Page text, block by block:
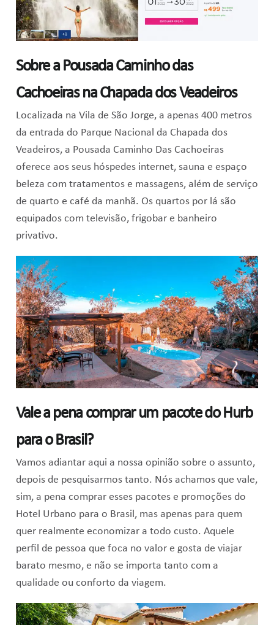
Sobre a Pousada Caminho das
Cachoeiras na Chapada dos Veadeiros
Localizada na Vila de São Jorge, a apenas 400 metros
da entrada do Parque Nacional da Chapada dos
Veadeiros, a Pousada Caminho Das Cachoeiras
oferece aos seus hóspedes internet, sauna e espaço
beleza com tratamentos e massagens, além de serviço
de quarto e café da manhã. Os quartos por lá são
equipados com televisão, frigobar e banheiro
privativo.
Vale a pena comprar um pacote do Hurb
para o Brasil?
Vamos adiantar aqui a nossa opinião sobre o assunto,
depois de pesquisarmos tanto. Nós achamos que vale,
sim, a pena comprar esses pacotes e promoções do
Hotel Urbano para o Brasil, mas apenas para quem
quer realmente economizar a todo custo. Aquele
perfil de pessoa que foca no valor e gosta de viajar
barato mesmo, e não se importa tanto com a
qualidade ou conforto da viagem.